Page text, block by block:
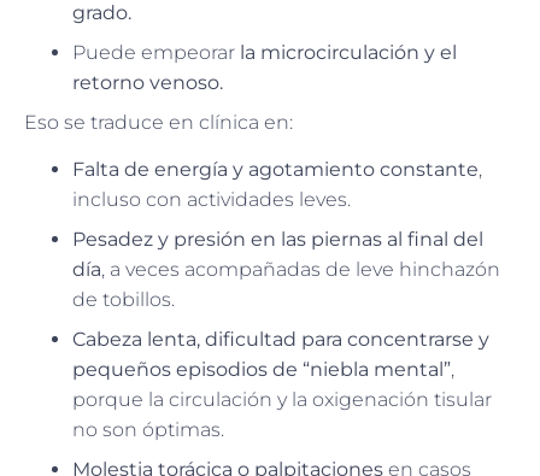
grado.
Puede empeorar la microcirculación y el
retorno venoso.
Eso se traduce en clínica en:
Falta de energía y agotamiento constante,
incluso con actividades leves.
Pesadez y presión en las piernas al final del
día, a veces acompañadas de leve hinchazón
de tobillos.
Cabeza lenta, dificultad para concentrarse y
pequeños episodios de “niebla mental”,
porque la circulación y la oxigenación tisular
no son óptimas.
Molestia torácica o palpitaciones en casos